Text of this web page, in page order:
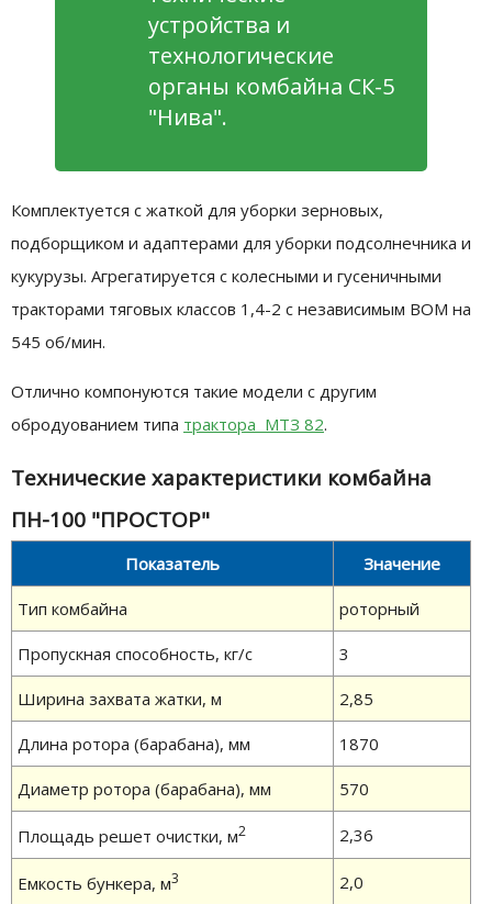
устройства и
технологические
органы комбайна СК-5
"Нива".
Комплектуется с жаткой для уборки зерновых,
подборщиком и адаптерами для уборки подсолнечника и
кукурузы. Агрегатируется с колесными и гусеничными
тракторами тяговых классов 1,4-2 с независимым ВОМ на
545 об/мин.
Отлично компонуются такие модели с другим
обродуованием типа трактора МТЗ 82.
Технические характеристики комбайна
ПН-100 "ПРОСТОР"
Показатель Значение
Тип комбайна роторный
Пропускная способность, кг/с 3
Ширина захвата жатки, м 2,85
Длина ротора (барабана), мм 1870
Диаметр ротора (барабана), мм 570
Площадь решет очистки, м2 2,36
Емкость бункера, м3 2,0